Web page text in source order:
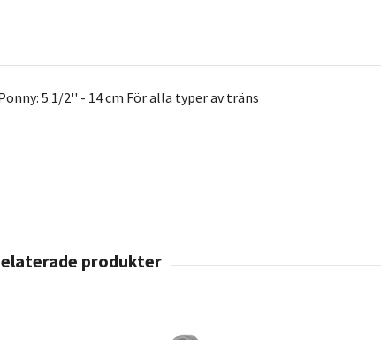
5 1/2'' - 14 cm För alla typer av träns